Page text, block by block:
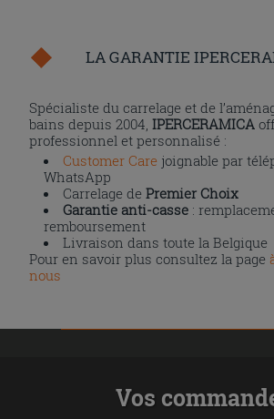
LA GARANTIE
Spécialiste du carrelage et de
bains depuis 2004,IPERCERAMICA
professionnel et personnalisé :
Customer Care joignable par
WhatsApp
Carrelage dePremier Choix
Garantie anti-casse :
remboursement
Livraison dans toute la Belgique
Pour en savoir plus consultez la page
nous
Vos